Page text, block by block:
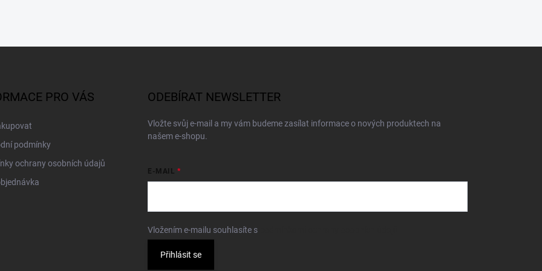
PRO VÁS
podmínky
ochrany osobních údajů
ODEBÍRAT NEWSLETTER
Vložte svůj e-mail a my vám budeme zasílat informace o nových produktech na
našem e-shopu.
E-MAIL
Vložením e-mailu souhlasíte s
Přihlásit se